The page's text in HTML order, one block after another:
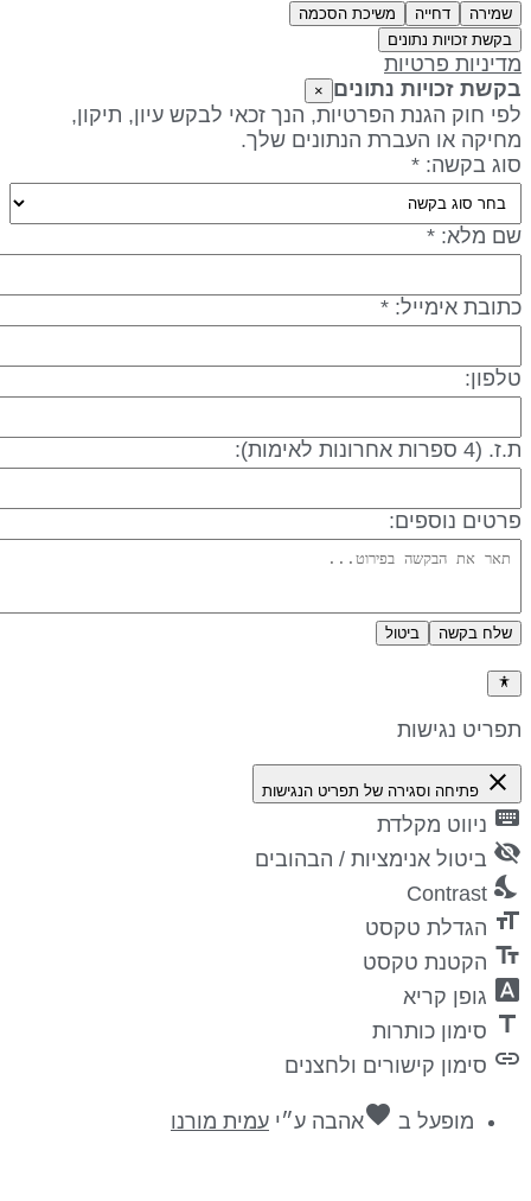
שמירה דחייה
משיכת הסכמה
בקשת זכויות נתונים
פרטיות
זכויות נתונים
חוק הגנת הפרטיות, הנך זכאי לבקש עיון, תיקון,
או העברת הנתונים שלך.
בקשה: *
מלא: *
אימייל: *
ספרות אחרונות לאימות):
נוספים:
שלח בקשה ביטול
נגישות
close פתיחה וסגירה של תפריט הנגישות
ניווט מקלדת
ביטול אנימציות / הבהובים
Contrast
הגדלת טקסט
הקטנת טקסט
גופן קריא
סימון כותרות
סימון קישורים ולחצנים
מופעל בfavoriteאהבהע״יעמית מורנו